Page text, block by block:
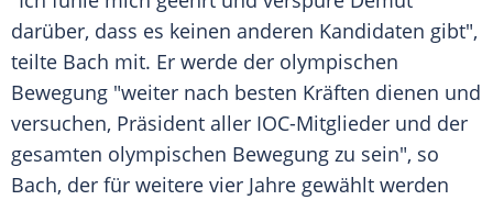
darüber, dass es keinen anderen Kandidaten gibt",
teilte Bach mit. Er werde der olympischen
Bewegung "weiter nach besten Kräften dienen und
versuchen, Präsident aller IOC-Mitglieder und der
gesamten olympischen Bewegung zu sein", so
Bach, der für weitere vier Jahre gewählt werden